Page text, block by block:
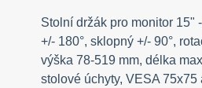
Stolní držák pro monitor 15"
+/- 180°, sklopný +/- 90°,
výška 78-519 mm, délka
stolové úchyty, VESA 75x75